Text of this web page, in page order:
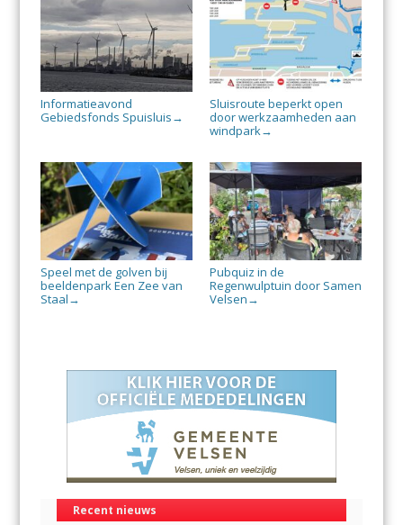
Informatieavond
Gebiedsfonds Spuisluis →
Sluisroute beperkt open
door werkzaamheden aan
windpark→
Speel met de golven bij
beeldenpark Een Zee van
Staal →
Pubquiz in de
Regenwulptuin door Samen
Velsen →
Recent nieuws